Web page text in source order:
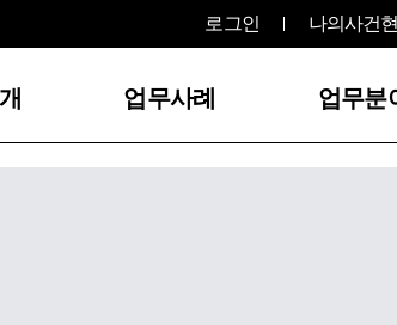
로그인 나의사건
업무사례 업무분